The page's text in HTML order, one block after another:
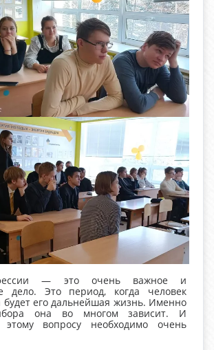
— это очень важное и
дело. Это период, когда человек
будет его дальнейшая жизнь. Именно
она во многом зависит. И
этому вопросу необходимо очень